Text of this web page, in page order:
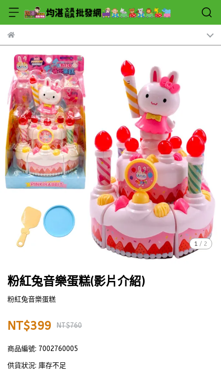
1 / 2
粉紅兔音樂蛋糕(影片介紹)
粉紅兔音樂蛋糕
NT$399 NT$760
商品編號: 7002760005
供貨狀況: 庫存不足